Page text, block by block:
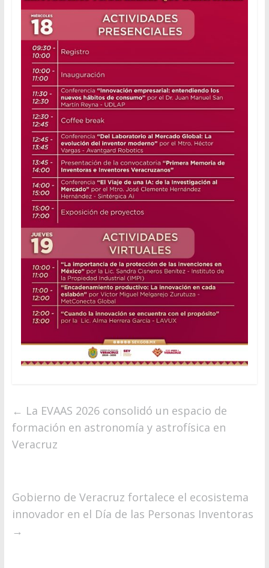
← La EVAAS 2026 consolidó un espacio de
formación en astronomía y astrofísica en
Veracruz
Gobierno de Veracruz fortalece el ecosistema
innovador en el Día de las Personas Inventoras
→